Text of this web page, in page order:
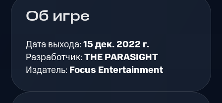
Об игре
Дата выхода:15 дек. 2022 г.
Разработчик:THE PARASIGHT
Издатель: Focus Entertainment